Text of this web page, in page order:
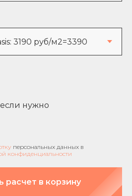
нужно
персональных данных в
конфиденциальности
расчет в корзину